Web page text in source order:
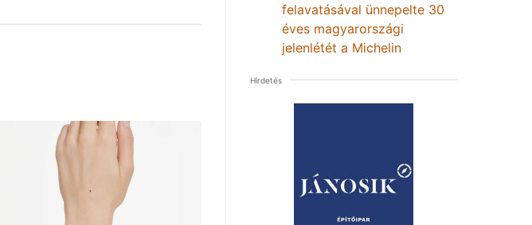
felavatásával ünnepelte 30
éves magyarországi
jelenlétét a Michelin
Hirdetés